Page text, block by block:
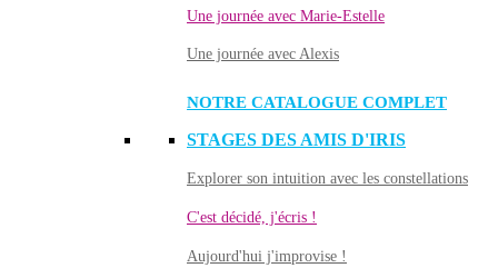
Une journée avec Marie-Estelle
Une journée avec Alexis
NOTRE CATALOGUE COMPLET
STAGES DES AMIS D'IRIS
Explorer son intuition avec les constellations
C'est décidé, j'écris !
Aujourd'hui j'improvise !